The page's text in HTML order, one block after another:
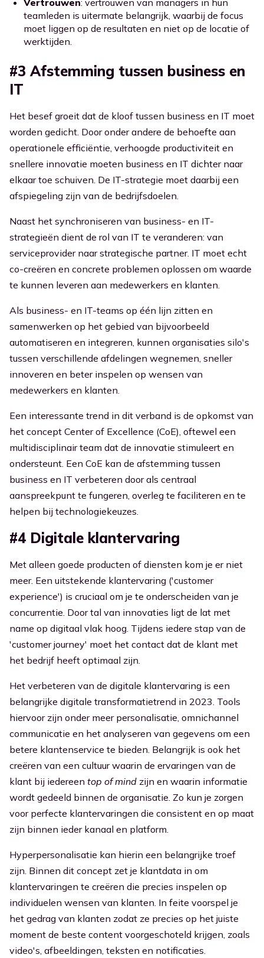
Vertrouwen: vertrouwen van managers in hun
teamleden is uitermate belangrijk, waarbij de focus
moet liggen op de resultaten en niet op de locatie of
werktijden.
#3 Afstemming tussen business en
IT
Het besef groeit dat de kloof tussen business en IT moet
worden gedicht. Door onder andere de behoefte aan
operationele efficiëntie, verhoogde productiviteit en
snellere innovatie moeten business en IT dichter naar
elkaar toe schuiven. De IT-strategie moet daarbij een
afspiegeling zijn van de bedrijfsdoelen.
Naast het synchroniseren van business- en IT-
strategieën dient de rol van IT te veranderen: van
serviceprovider naar strategische partner. IT moet echt
co-creëren en concrete problemen oplossen om waarde
te kunnen leveren aan medewerkers en klanten.
Als business- en IT-teams op één lijn zitten en
samenwerken op het gebied van bijvoorbeeld
automatiseren en integreren, kunnen organisaties silo's
tussen verschillende afdelingen wegnemen, sneller
innoveren en beter inspelen op wensen van
medewerkers en klanten.
Een interessante trend in dit verband is de opkomst van
het concept Center of Excellence (CoE), oftewel een
multidisciplinair team dat de innovatie stimuleert en
ondersteunt. Een CoE kan de afstemming tussen
business en IT verbeteren door als centraal
aanspreekpunt te fungeren, overleg te faciliteren en te
helpen bij technologiekeuzes.
#4 Digitale klantervaring
Met alleen goede producten of diensten kom je er niet
meer. Een uitstekende klantervaring ('customer
experience') is cruciaal om je te onderscheiden van je
concurrentie. Door tal van innovaties ligt de lat met
name op digitaal vlak hoog. Tijdens iedere stap van de
'customer journey' moet het contact dat de klant met
het bedrijf heeft optimaal zijn.
Het verbeteren van de digitale klantervaring is een
belangrijke digitale transformatietrend in 2023. Tools
hiervoor zijn onder meer personalisatie, omnichannel
communicatie en het analyseren van gegevens om een
betere klantenservice te bieden. Belangrijk is ook het
creëren van een cultuur waarin de ervaringen van de
klant bij iedereen top of mind zijn en waarin informatie
wordt gedeeld binnen de organisatie. Zo kun je zorgen
voor perfecte klantervaringen die consistent en op maat
zijn binnen ieder kanaal en platform.
Hyperpersonalisatie kan hierin een belangrijke troef
zijn. Binnen dit concept zet je klantdata in om
klantervaringen te creëren die precies inspelen op
individuelen wensen van klanten. In feite voorspel je
het gedrag van klanten zodat ze precies op het juiste
moment de beste content voorgeschoteld krijgen, zoals
video's, afbeeldingen, teksten en notificaties.